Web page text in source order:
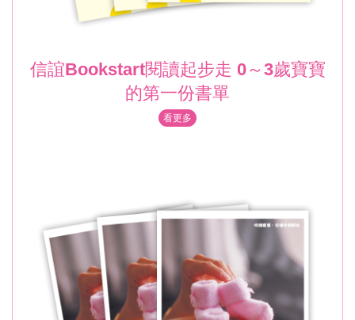
信誼Bookstart閱讀起步走 0～3歲寶寶
的第一份書單
看更多